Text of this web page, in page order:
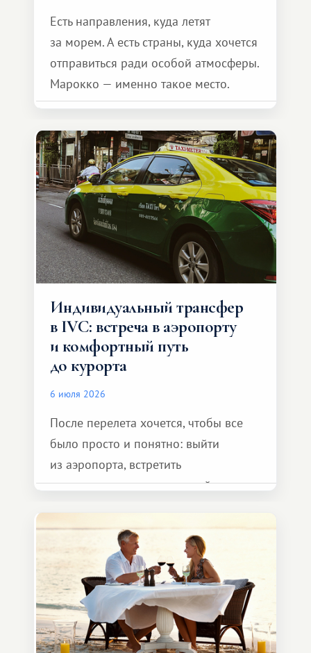
Есть направления, куда летят
за морем. А есть страны, куда хочется
отправиться ради особой атмосферы.
Марокко — именно такое место.
Индивидуальный трансфер
в IVC: встреча в аэропорту
и комфортный путь
до курорта
6 июля 2026
После перелета хочется, чтобы все
было просто и понятно: выйти
из аэропорта, встретить
представителя транспортной
и спокойно доехать до курорта.